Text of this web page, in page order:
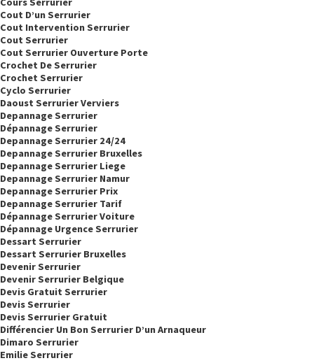
Cout D’un Serrurier
Cout Intervention Serrurier
Cout Serrurier
Cout Serrurier Ouverture Porte
Crochet De Serrurier
Crochet Serrurier
Cyclo Serrurier
Daoust Serrurier Verviers
Depannage Serrurier
Dépannage Serrurier
Depannage Serrurier 24/24
Depannage Serrurier Bruxelles
Depannage Serrurier Liege
Depannage Serrurier Namur
Depannage Serrurier Prix
Depannage Serrurier Tarif
Dépannage Serrurier Voiture
Dépannage Urgence Serrurier
Dessart Serrurier
Dessart Serrurier Bruxelles
Devenir Serrurier
Devenir Serrurier Belgique
Devis Gratuit Serrurier
Devis Serrurier
Devis Serrurier Gratuit
Différencier Un Bon Serrurier D’un Arnaqueur
Dimaro Serrurier
Emilie Serrurier